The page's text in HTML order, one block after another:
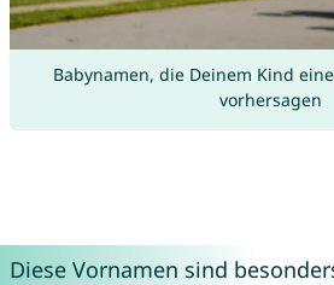
Babynamen, die Deinem Kind
vorhersagen
Diese Vornamen sind